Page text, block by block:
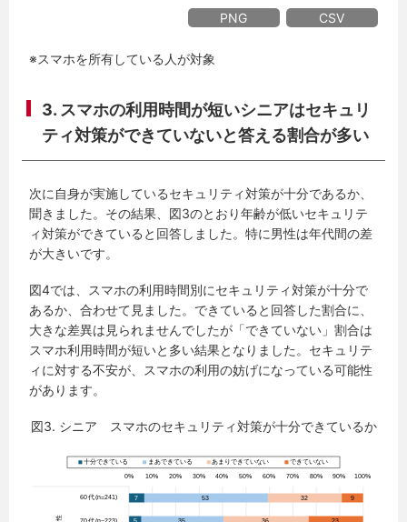
PNG CSV
※スマホを所有している人が対象
3. スマホの利用時間が短いシニアはセキュリ
ティ対策ができていないと答える割合が多い
次に自身が実施しているセキュリティ対策が十分であるか、
聞きました。その結果、図3のとおり年齢が低いセキュリテ
ィ対策ができていると回答しました。特に男性は年代間の差
が大きいです。
図4では、スマホの利用時間別にセキュリティ対策が十分で
あるか、合わせて見ました。できていると回答した割合に、
大きな差異は見られませんでしたが「できていない」割合は
スマホ利用時間が短いと多い結果となりました。セキュリテ
ィに対する不安が、スマホの利用の妨げになっている可能性
があります。
図3. シニア スマホのセキュリティ対策が十分できているか